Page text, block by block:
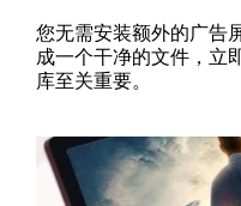
您无需安装额外的广告
成一个干净的文件，立
库至关重要。